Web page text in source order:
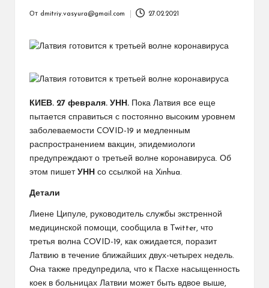
От dmitriy.vasyura@gmail.com 27.02.2021
КИЕВ. 27 февраля. УНН. Пока Латвия все еще
пытается справиться с постоянно высоким уровнем
заболеваемости COVID-19 и медленным
распространением вакцин, эпидемиологи
предупреждают о третьей волне коронавируса. Об
этом пишет УНН со ссылкой на Хinhua.
Детали
Лиене Ципуле, руководитель службы экстренной
медицинской помощи, сообщила в Twitter, что
третья волна COVID-19, как ожидается, поразит
Латвию в течение ближайших двух-четырех недель.
Она также предупредила, что к Пасхе насыщенность
коек в больницах Латвии может быть вдвое выше,